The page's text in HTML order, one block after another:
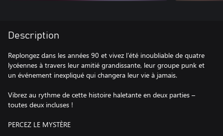
Description
Replongez dans les années 90 et vivez l’été inoubliable de quatre
lycéennes à travers leur amitié grandissante, leur groupe punk et
un événement inexpliqué qui changera leur vie à jamais.
Vibrez au rythme de cette histoire haletante en deux parties –
toutes deux incluses !
PERCEZ LE MYSTÈRE